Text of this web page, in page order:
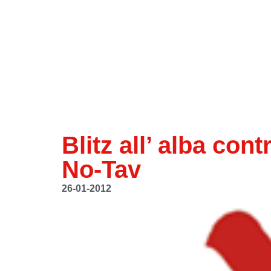
Blitz all’ alba
No-Tav
26-01-2012